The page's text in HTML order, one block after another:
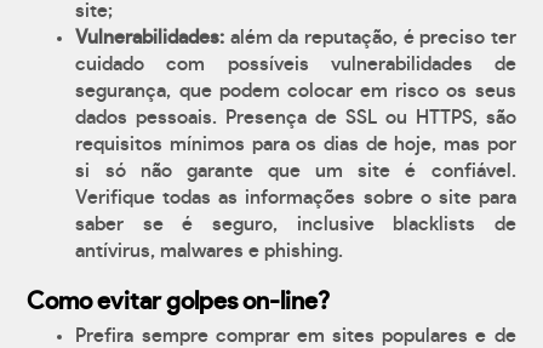
site;
Vulnerabilidades: além da reputação, é preciso ter
cuidado com possíveis vulnerabilidades de
segurança, que podem colocar em risco os seus
dados pessoais. Presença de SSL ou HTTPS, são
requisitos mínimos para os dias de hoje, mas por
si só não garante que um site é confiável.
Verifique todas as informações sobre o site para
saber se é seguro, inclusive blacklists de
antívirus, malwares e phishing.
Como evitar golpes on-line?
Prefira sempre comprar em sites populares e de